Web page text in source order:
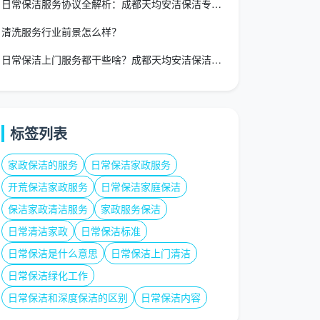
日常保洁服务协议全解析：成都天均安洁保洁专业指南
清洗服务行业前景怎么样？
日常保洁上门服务都干些啥？成都天均安洁保洁服务清单与收费标准
标签列表
家政保洁的服务
日常保洁家政服务
开荒保洁家政服务
日常保洁家庭保洁
保洁家政清洁服务
家政服务保洁
日常清洁家政
日常保洁标准
日常保洁是什么意思
日常保洁上门清洁
日常保洁绿化工作
日常保洁和深度保洁的区别
日常保洁内容